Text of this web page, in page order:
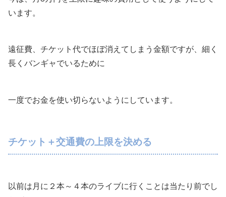
います。
遠征費、チケット代でほぼ消えてしまう金額ですが、細く
長くバンギャでいるために
一度でお金を使い切らないようにしています。
チケット＋交通費の上限を決める
以前は月に２本～４本のライブに行くことは当たり前でし